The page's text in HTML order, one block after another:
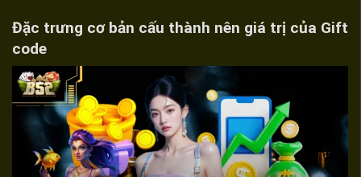
Đặc trưng cơ bản cấu thành nên giá trị của Gift
code